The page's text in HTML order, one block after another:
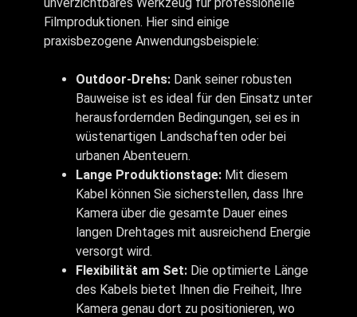
Filmproduktionen. Hier sind einige
praxisbezogene Anwendungsbeispiele:
Outdoor-Drehs: Dank seiner robusten
Bauweise ist es ideal für den Einsatz unter
herausfordernden Bedingungen, sei es in
wüstenartigen Landschaften oder bei
urbanen Abenteuern.
Lange Produktionstage: Mit diesem
Kabel können Sie sicherstellen, dass Ihre
Kamera über die gesamte Dauer eines
langen Drehtages mit ausreichend Energie
versorgt wird.
Flexibilität am Set: Die optimierte Länge
des Kabels bietet Ihnen die Freiheit, Ihre
Kamera genau dort zu positionieren, wo